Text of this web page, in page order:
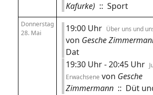
Kafurke) :: Sport
Donnerstag
28. Mai
19:00 Uhr Über uns und
von Gesche
Dat
19:30 Uhr - 20:45 Uhr
Erwachsene von Gesche
Zimmermann :: Düt